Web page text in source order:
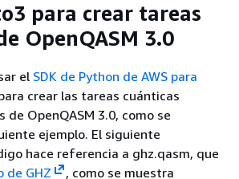
para crear tareas
OpenQASM 3.0
el SDK de Python de AWS para
crear las tareas cuánticas
de OpenQASM 3.0, como se
ejemplo. El siguiente
hace referencia a ghz.qasm, que
de GHZ , como se muestra